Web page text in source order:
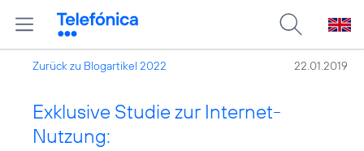
Zurück zu Blogartikel 2022 22.01.2019
Exklusive Studie zur Internet-
Nutzung: